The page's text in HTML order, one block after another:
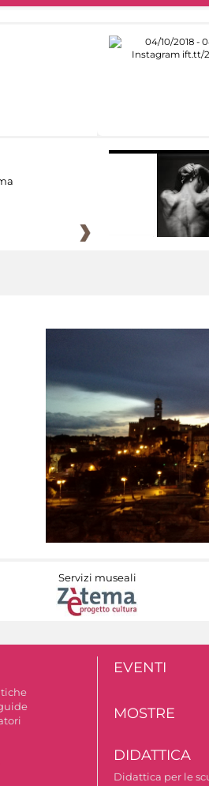
Servizi museali
EVENTI
MOSTRE
DIDATTICA
Didattica per le